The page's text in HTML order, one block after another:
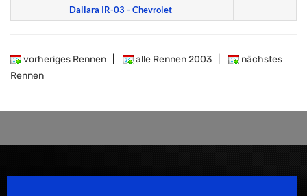
Dallara IR-03 - Chevrolet
vorheriges Rennen alle Rennen 2003
nächstes
Rennen